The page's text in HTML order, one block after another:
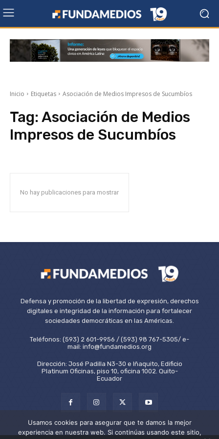
Inicio Etiquetas Asociación de Medios Impresos de Sucumbíos
Tag: Asociación de Medios
Impresos de Sucumbíos
No hay publicaciones para mostrar
Defensa y promoción de la libertad de expresión, derechos
digitales e integridad de la información para fortalecer
sociedades democráticas en las Américas.
Teléfonos: (593) 2 601-9956 / (593) 98 767-5305/ e-
mail: info@fundamedios.org
Dirección: José Padilla N3-30 e Iñaquito, Edificio
Platinum Oficinas, piso 10, oficina 1002. Quito-
Ecuador
Usamos cookies para asegurar que te damos la mejor
experiencia en nuestra web. Si continúas usando este sitio,